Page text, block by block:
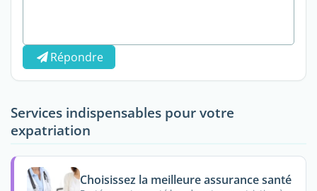
Répondre
Services indispensables pour votre
expatriation
Choisissez la meilleure assurance santé